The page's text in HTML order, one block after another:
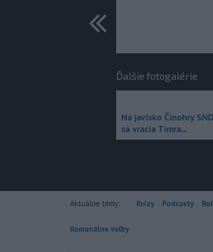
Ďalšie fotogalérie
Na javisko Činohry SND
sa vracia Timra...
Aktuálne témy: Kvízy Podcasty
Komunálne voľby